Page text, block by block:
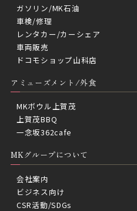
ガソリン/MK石油
車検/修理
レンタカー/カーシェア
車両販売
ドコモショップ山科店
アミューズメント/外食
MKボウル上賀茂
上賀茂BBQ
一念坂362cafe
MKグループについて
会社案内
ビジネス向け
CSR活動/SDGs